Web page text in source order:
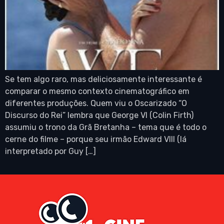
Se tem algo raro, mas deliciosamente interessante é
comparar o mesmo contexto cinematográfico em
diferentes produções. Quem viu o Oscarizado “O
Discurso do Rei” lembra que George VI (Colin Firth)
assumiu o trono da Grã Bretanha – tema que é todo o
cerne do filme – porque seu irmão Edward VIII (lá
interpretado por Guy […]